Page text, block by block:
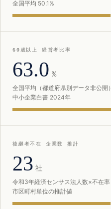
全国平均 50.1%
60歳以上 経営者比率
63.0 %
全国平均（都道府県別データ非公開）
中小企業白書 2024年
後継者不在 企業数 推計
23 社
令和3年経済センサス法人数×不在率
市区町村単位の推計値